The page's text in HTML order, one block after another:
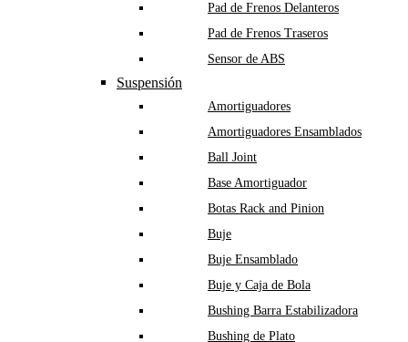
Pad de Frenos Delanteros
Pad de Frenos Traseros
Sensor de ABS
Suspensión
Amortiguadores
Amortiguadores Ensamblados
Ball Joint
Base Amortiguador
Botas Rack and Pinion
Buje
Buje Ensamblado
Buje y Caja de Bola
Bushing Barra Estabilizadora
Bushing de Plato